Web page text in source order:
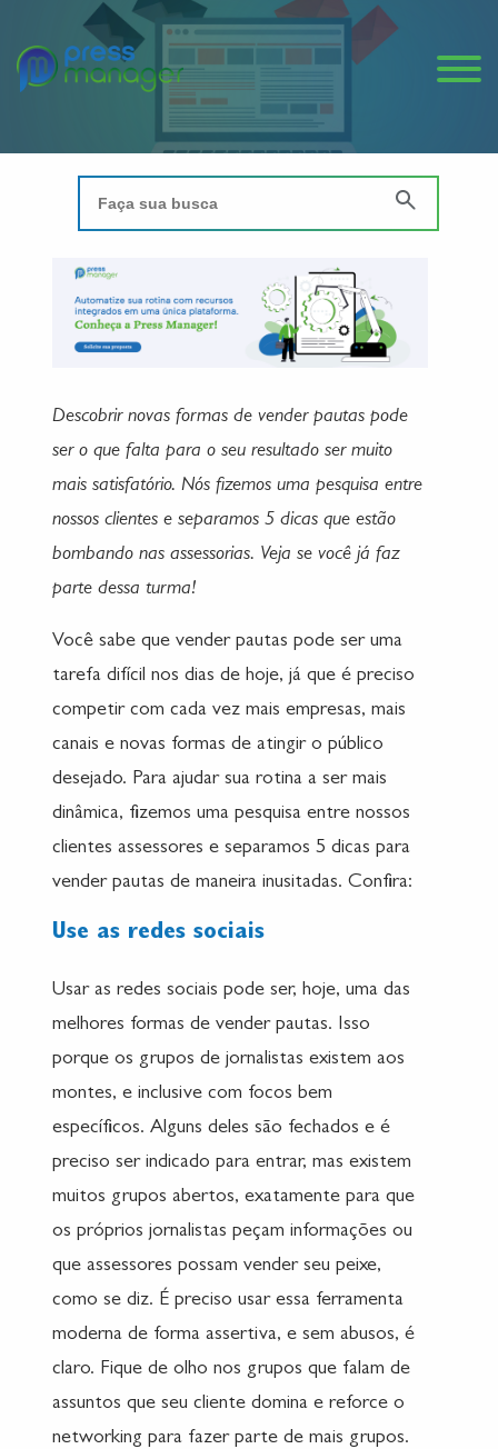
Descobrir novas formas de vender pautas pode
ser o que falta para o seu resultado ser muito
mais satisfatório. Nós fizemos uma pesquisa entre
nossos clientes e separamos 5 dicas que estão
bombando nas assessorias. Veja se você já faz
parte dessa turma!
Você sabe que vender pautas pode ser uma
tarefa difícil nos dias de hoje, já que é preciso
competir com cada vez mais empresas, mais
canais e novas formas de atingir o público
desejado. Para ajudar sua rotina a ser mais
dinâmica, fizemos uma pesquisa entre nossos
clientes assessores e separamos 5 dicas para
vender pautas de maneira inusitadas. Confira:
Use as redes sociais
Usar as redes sociais pode ser, hoje, uma das
melhores formas de vender pautas. Isso
porque os grupos de jornalistas existem aos
montes, e inclusive com focos bem
específicos. Alguns deles são fechados e é
preciso ser indicado para entrar, mas existem
muitos grupos abertos, exatamente para que
os próprios jornalistas peçam informações ou
que assessores possam vender seu peixe,
como se diz. É preciso usar essa ferramenta
moderna de forma assertiva, e sem abusos, é
claro. Fique de olho nos grupos que falam de
assuntos que seu cliente domina e reforce o
networking para fazer parte de mais grupos.